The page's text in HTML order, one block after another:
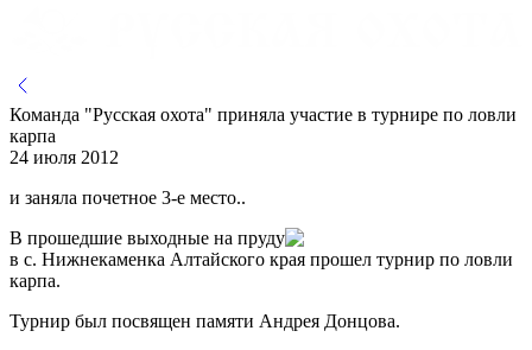
Команда "Русская охота" приняла участие в турнире по ловли
карпа
24 июля 2012
и заняла почетное 3-е место..
В прошедшие выходные на пруду
в с. Нижнекаменка Алтайского края прошел турнир по ловли
карпа.
Турнир был посвящен памяти Андрея Донцова.